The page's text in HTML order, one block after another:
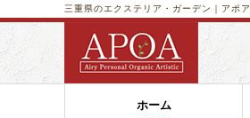
三重県のエクステリア・ガーデン｜アポア
ホーム